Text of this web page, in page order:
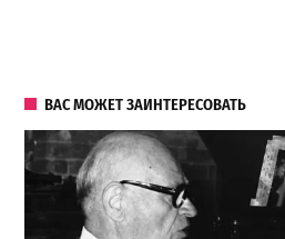
ВАС МОЖЕТ ЗАИНТЕРЕСОВАТЬ